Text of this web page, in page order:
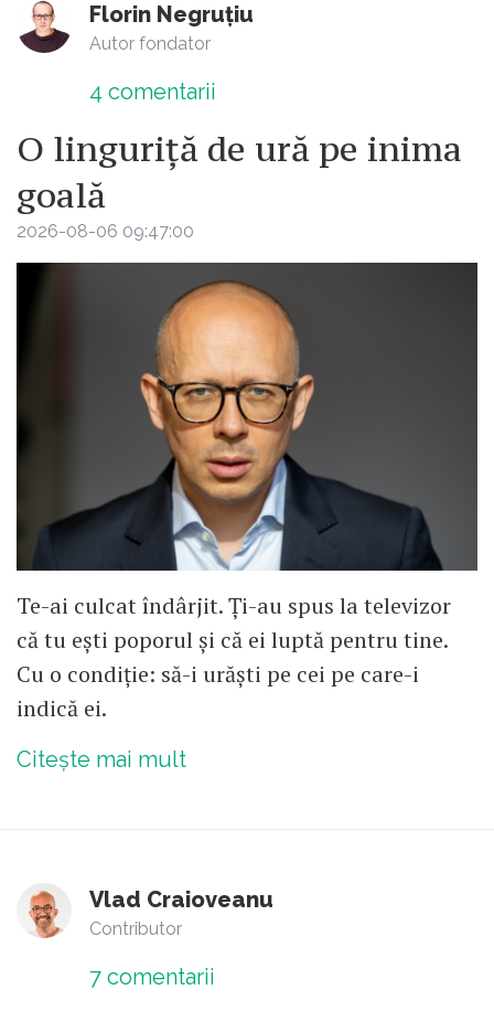
Florin Negruțiu
Autor fondator
4 comentarii
O linguriță de ură pe inima
goală
2026-08-06 09:47:00
Te-ai culcat îndârjit. Ți-au spus la televizor
că tu ești poporul și că ei luptă pentru tine.
Cu o condiție: să-i urăști pe cei pe care-i
indică ei.
Citește mai mult
Vlad Craioveanu
Contributor
7 comentarii